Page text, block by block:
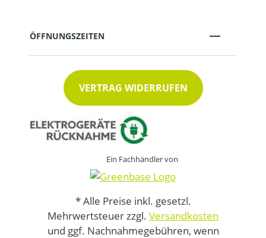
ÖFFNUNGSZEITEN
VERTRAG WIDERRUFEN
Ein Fachhändler von
* Alle Preise inkl. gesetzl.
Mehrwertsteuer zzgl. Versandkosten
und ggf. Nachnahmegebühren, wenn